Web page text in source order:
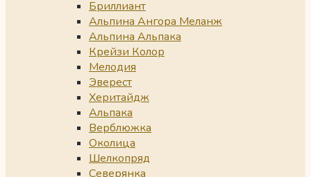
Бриллиант
Альпина Ангора Меланж
Альпина Альпака
Крейзи Колор
Мелодия
Эверест
Херитайдж
Альпака
Верблюжка
Околица
Шелкопряд
Северянка